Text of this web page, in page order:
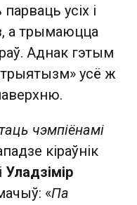
усіх і
а трымаюцца
Аднак гэтым
усё ж
чэмпіёнамі
кіраўнік
Уладзімір
«Па